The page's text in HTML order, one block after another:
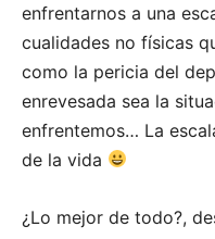
enfrentarnos a una
cualidades no físicas
como la pericia del
enrevesada sea la
enfrentemos… La
de la vida
¿Lo mejor de todo?,